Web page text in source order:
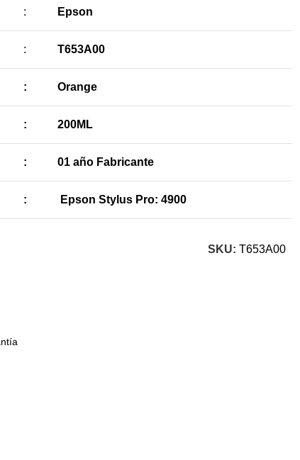
: Epson
: T653A00
: Orange
: 200ML
: 01 año Fabricante
: Epson Stylus Pro: 4900
SKU: T653A00